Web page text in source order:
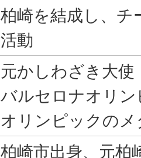
柏崎を結成し、チ
活動
元かしわざき大使
バルセロナオリ
オリンピックの
柏崎市出身、元柏